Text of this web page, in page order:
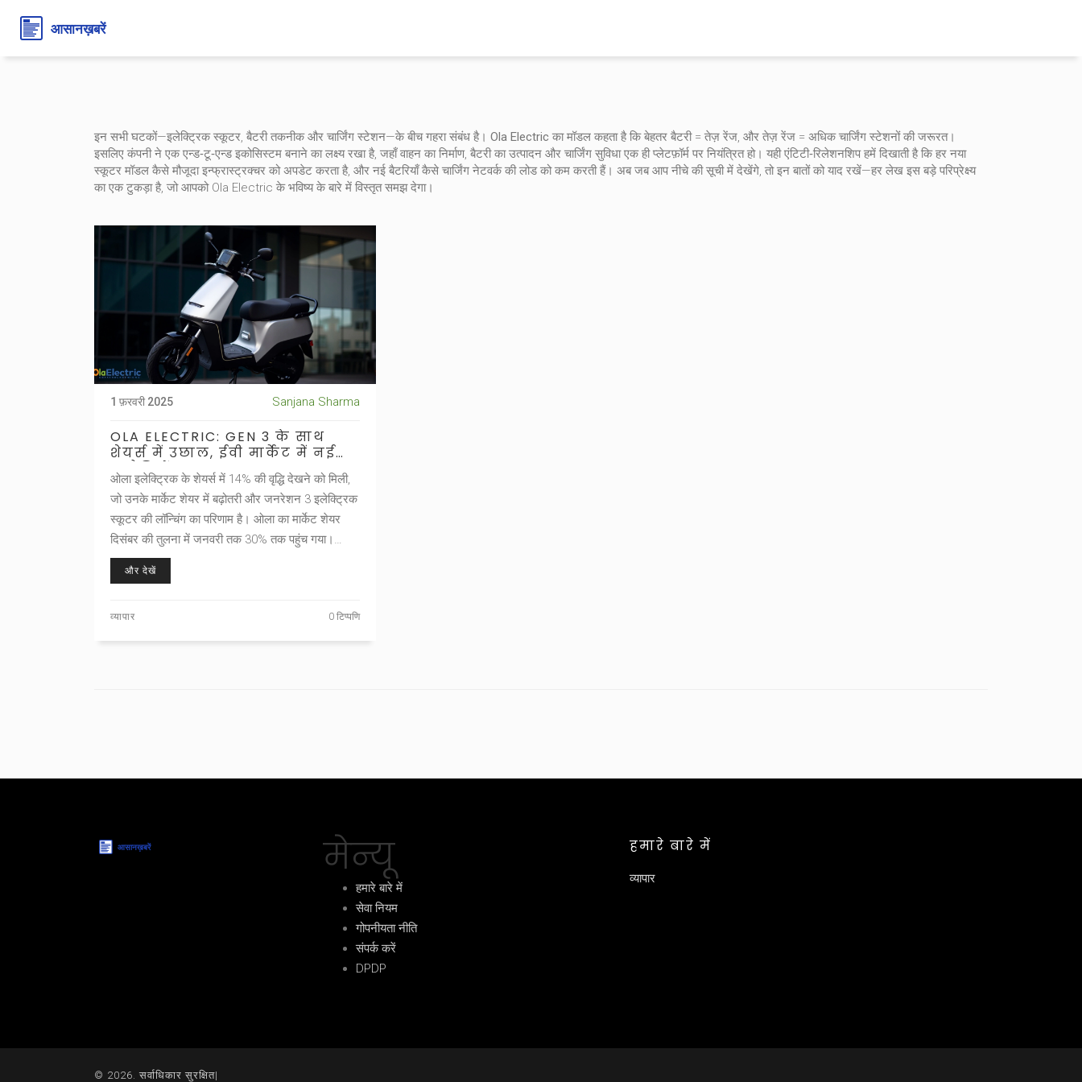
इन सभी घटकों—इलेक्ट्रिक स्कूटर, बैटरी तकनीक और चार्जिंग स्टेशन—के बीच गहरा संबंध है। Ola Electric का मॉडल कहता है कि बेहतर बैटरी = तेज़ रेंज, और तेज़ रेंज = अधिक चार्जिंग स्टेशनों की जरूरत।
इसलिए कंपनी ने एक एन्ड‑टू‑एन्ड इकोसिस्टम बनाने का लक्ष्य रखा है, जहाँ वाहन का निर्माण, बैटरी का उत्पादन और चार्जिंग सुविधा एक ही प्लेटफ़ॉर्म पर नियंत्रित हो। यही एंटिटी‑रिलेशनशिप हमें दिखाती है कि हर नया
स्कूटर मॉडल कैसे मौजूदा इन्फ्रास्ट्रक्चर को अपडेट करता है, और नई बैटरियाँ कैसे चार्जिंग नेटवर्क की लोड को कम करती हैं। अब जब आप नीचे की सूची में देखेंगे, तो इन बातों को याद रखें—हर लेख इस बड़े परिप्रेक्ष्य
का एक टुकड़ा है, जो आपको Ola Electric के भविष्य के बारे में विस्तृत समझ देगा।
1 फ़रवरी 2025 Sanjana Sharma
OLA ELECTRIC: GEN 3 के साथ
शेयर्स में उछाल, ईवी मार्केट में नई
चुनौतियों का सामना
ओला इलेक्ट्रिक के शेयर्स में 14% की वृद्धि देखने को मिली,
जो उनके मार्केट शेयर में बढ़ोतरी और जनरेशन 3 इलेक्ट्रिक
स्कूटर की लॉन्चिंग का परिणाम है। ओला का मार्केट शेयर
दिसंबर की तुलना में जनवरी तक 30% तक पहुंच गया।
भारीश अग्रवाल के अनुसार, नए टेक्नोलॉजी की वजह से
लागत में कटौती संभव होगी। हालांकि, एचएसबीसी ने ओला
और देखें
व्यापार 0 टिप्पणि
मेन्यू
हमारे बारे में
सेवा नियम
गोपनीयता नीति
संपर्क करें
DPDP
हमारे बारे में
व्यापार
© 2026. सर्वाधिकार सुरक्षित|